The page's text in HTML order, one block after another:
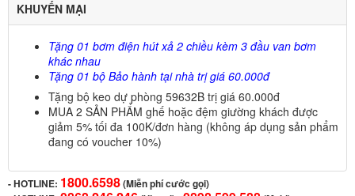
KHUYẾN MẠI
Tặng 01 bơm điện hút xả 2 chiều kèm 3 đầu van bơm
khác nhau
Tặng 01 bộ Bảo hành tại nhà trị giá 60.000đ
Tặng bộ keo dự phòng 59632B trị giá 60.000đ
MUA 2 SẢN PHẨM ghế hoặc đệm giường khách được
giảm 5% tối đa 100K/đơn hàng (không áp dụng sản phẩm
đang có voucher 10%)
-HOTLINE: 1800.6598(Miễn phí cước gọi)